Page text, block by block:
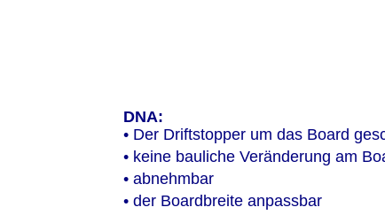
DNA:
• Der Driftstopper um das Board
• keine bauliche Veränderung am
• abnehmbar
• der Boardbreite anpassbar